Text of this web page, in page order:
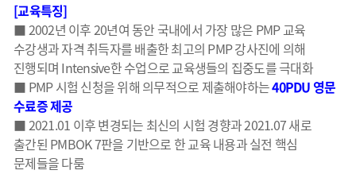
[교육특징]
■ 2002년 이후 20년여 동안 국내에서 가장 많은 PMP 교육
수강생과 자격 취득자를 배출한 최고의 PMP 강사진에 의해
진행되며 Intensive한 수업으로 교육생들의 집중도를 극대화
■ PMP 시험 신청을 위해 의무적으로 제출해야하는40PDU 영문
수료증 제공
■ 2021.01 이후 변경되는 최신의 시험 경향과 2021.07 새로
출간된 PMBOK 7판을 기반으로 한 교육 내용과 실전 핵심
문제들을 다룸